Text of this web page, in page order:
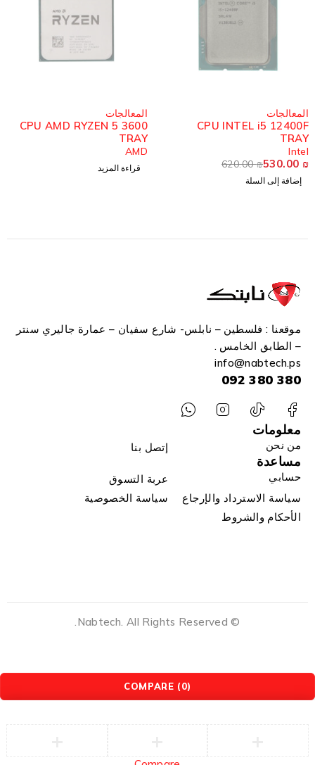
CPU INTEL i5
620.00₪
إلى السلة
المعالجات
CPU AMD RYZEN 5 3600
TRAY
AMD
قراءة المزيد
موقعنا : فلسطين – نابلس- شارع سفيان – عمارة جاليري سنتر
– الطابق الخامس .
info@nabtech.ps
380 380 092
معلومات
من نحن إتصل بنا
مساعدة
حسابي
عربة التسوق
سياسة الاسترداد والإرجاع
سياسة الخصوصية
الأحكام والشروط
© Nabtech. All Rights Reserved.
COMPARE (0)